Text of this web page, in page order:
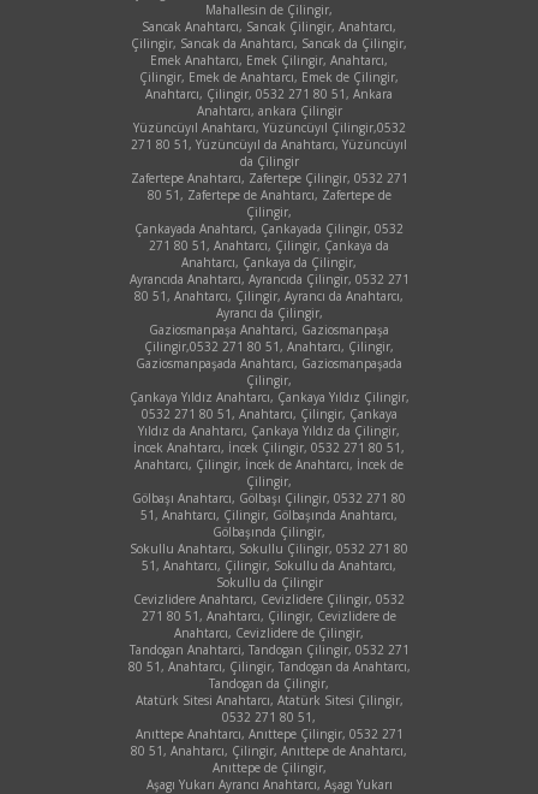
Mahallesin de Çilingir,
Sancak Anahtarcı, Sancak Çilingir, Anahtarcı,
Çilingir, Sancak da Anahtarcı, Sancak da Çilingir,
Emek Anahtarcı, Emek Çilingir, Anahtarcı,
Çilingir, Emek de Anahtarcı, Emek de Çilingir,
Anahtarcı, Çilingir, 0532 271 80 51, Ankara
Anahtarcı, ankara Çilingir
Yüzüncüyıl Anahtarcı, Yüzüncüyıl Çilingir,0532
271 80 51, Yüzüncüyıl da Anahtarcı, Yüzüncüyıl
da Çilingir
Zafertepe Anahtarcı, Zafertepe Çilingir, 0532 271
80 51, Zafertepe de Anahtarcı, Zafertepe de
Çilingir,
Çankayada Anahtarcı, Çankayada Çilingir, 0532
271 80 51, Anahtarcı, Çilingir, Çankaya da
Anahtarcı, Çankaya da Çilingir,
Ayrancıda Anahtarcı, Ayrancıda Çilingir, 0532 271
80 51, Anahtarcı, Çilingir, Ayrancı da Anahtarcı,
Ayrancı da Çilingir,
Gaziosmanpaşa Anahtarci, Gaziosmanpaşa
Çilingir,0532 271 80 51, Anahtarcı, Çilingir,
Gaziosmanpaşada Anahtarcı, Gaziosmanpaşada
Çilingir,
Çankaya Yıldız Anahtarcı, Çankaya Yıldız Çilingir,
0532 271 80 51, Anahtarcı, Çilingir, Çankaya
Yıldız da Anahtarcı, Çankaya Yıldız da Çilingir,
İncek Anahtarcı, İncek Çilingir, 0532 271 80 51,
Anahtarcı, Çilingir, İncek de Anahtarcı, İncek de
Çilingir,
Gölbaşı Anahtarcı, Gölbaşı Çilingir, 0532 271 80
51, Anahtarcı, Çilingir, Gölbaşında Anahtarcı,
Gölbaşında Çilingir,
Sokullu Anahtarcı, Sokullu Çilingir, 0532 271 80
51, Anahtarcı, Çilingir, Sokullu da Anahtarcı,
Sokullu da Çilingir
Cevizlidere Anahtarcı, Cevizlidere Çilingir, 0532
271 80 51, Anahtarcı, Çilingir, Cevizlidere de
Anahtarcı, Cevizlidere de Çilingir,
Tandogan Anahtarci, Tandogan Çilingir, 0532 271
80 51, Anahtarcı, Çilingir, Tandogan da Anahtarcı,
Tandogan da Çilingir,
Atatürk Sitesi Anahtarcı, Atatürk Sitesi Çilingir,
0532 271 80 51,
Anıttepe Anahtarcı, Anıttepe Çilingir, 0532 271
80 51, Anahtarcı, Çilingir, Anıttepe de Anahtarcı,
Anıttepe de Çilingir,
Aşagı Yukarı Ayrancı Anahtarcı, Aşagı Yukarı